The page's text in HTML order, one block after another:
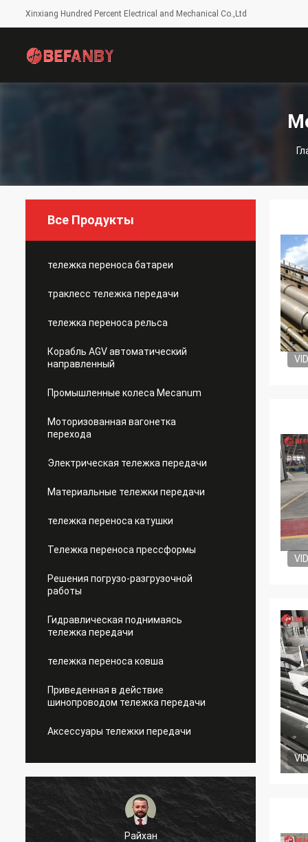
Xinxiang Hundred Percent Electrical and Mechanical Co.,Ltd
Все Продукты
тележка переноса батареи
траклесс тележка передачи
тележка переноса рельса
Корабль AGV автоматический
направленный
Промышленные колеса Mecanum
Моторизованная вагонетка
перехода
Электрическая тележка передачи
Материальные тележки передачи
тележка переноса катушки
Тележка переноса прессформы
Решения погрузо-разгрузочной
работы
Гидравлическая поднимаясь
тележка передачи
тележка переноса ковша
Приведенная в действие
шинопроводом тележка передачи
Аксессуары тележки передачи
Райхан